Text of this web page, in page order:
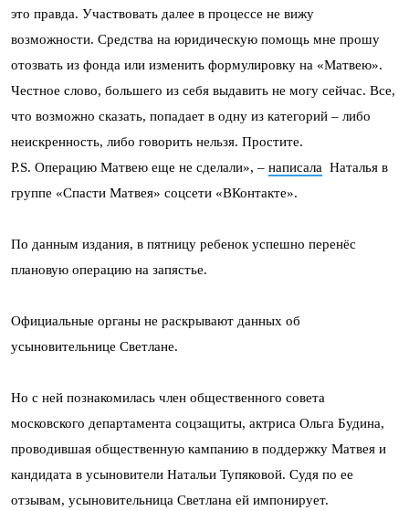
это правда. Участвовать далее в процессе не вижу
возможности. Средства на юридическую помощь мне прошу
отозвать из фонда или изменить формулировку на «Матвею».
Честное слово, большего из себя выдавить не могу сейчас. Все,
что возможно сказать, попадает в одну из категорий – либо
неискренность, либо говорить нельзя. Простите.
P.S. Операцию Матвею еще не сделали», – написала Наталья в
группе «Спасти Матвея» соцсети «ВКонтакте».
По данным издания, в пятницу ребенок успешно перенёс
плановую операцию на запястье.
Официальные органы не раскрывают данных об
усыновительнице Светлане.
Но с ней познакомилась член общественного совета
московского департамента соцзащиты, актриса Ольга Будина,
проводившая общественную кампанию в поддержку Матвея и
кандидата в усыновители Натальи Тупяковой. Судя по ее
отзывам, усыновительница Светлана ей импонирует.